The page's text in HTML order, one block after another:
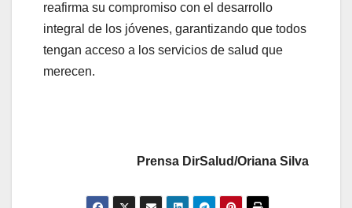
reafirma su compromiso con el desarrollo
integral de los jóvenes, garantizando que todos
tengan acceso a los servicios de salud que
merecen.
Prensa DirSalud/Oriana Silva